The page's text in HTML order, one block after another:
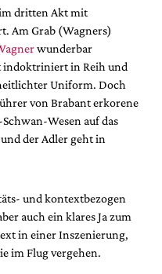
dritten Akt mit
Am Grab (Wagners)
wunderbar
indoktriniert in Reih und
Uniform. Doch
von Brabant erkorene
Wesen auf das
der Adler geht in
und kontextbezogen
auch ein klares Ja zum
in einer Inszenierung,
im Flug vergehen.